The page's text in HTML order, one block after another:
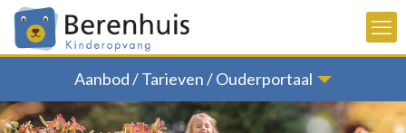
Aanbod / Tarieven / Ouderportaal